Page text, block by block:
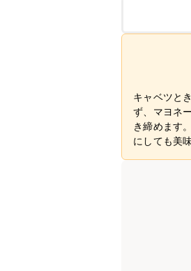
キャベツと
ず、マヨネ
き締めます
にしても美